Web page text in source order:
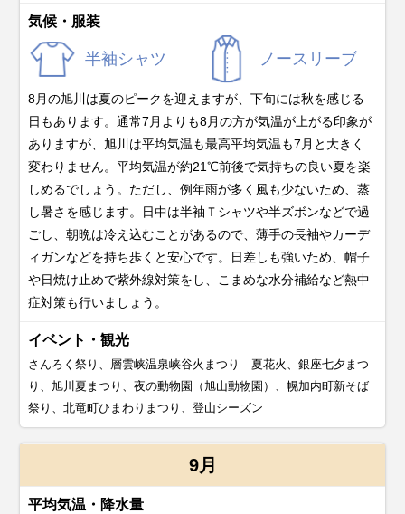
気候・服装
半袖シャツ ノースリーブ
8月の旭川は夏のピークを迎えますが、下旬には秋を感じる
日もあります。通常7月よりも8月の方が気温が上がる印象が
ありますが、旭川は平均気温も最高平均気温も7月と大きく
変わりません。平均気温が約21℃前後で気持ちの良い夏を楽
しめるでしょう。ただし、例年雨が多く風も少ないため、蒸
し暑さを感じます。日中は半袖Ｔシャツや半ズボンなどで過
ごし、朝晩は冷え込むことがあるので、薄手の長袖やカーデ
ィガンなどを持ち歩くと安心です。日差しも強いため、帽子
や日焼け止めで紫外線対策をし、こまめな水分補給など熱中
症対策も行いましょう。
イベント・観光
さんろく祭り、層雲峡温泉峡谷火まつり 夏花火、銀座七夕まつ
り、旭川夏まつり、夜の動物園（旭山動物園）、幌加内町新そば
祭り、北竜町ひまわりまつり、登山シーズン
9月
平均気温・降水量